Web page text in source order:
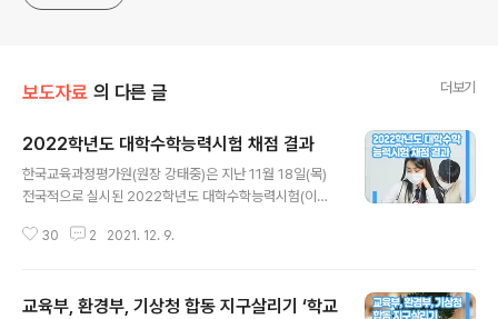
보도자료 의 다른 글 더보기
2022학년도 대학수학능력시험 채점 결과
한국교육과정평가원(원장 강태중)은 지난 11월 18일(목)
전국적으로 실시된 2022학년도 대학수학능력시험(이하
개인별 성적통지표는 접수한 곳(재학 중인 학교, 시험 지구
을 수능 홈페이지(www.suneung.re.kr )에 게시하였다
30 2 2021. 12. 9.
교육부, 환경부, 기상청 합동 지구살리기 ‘학교